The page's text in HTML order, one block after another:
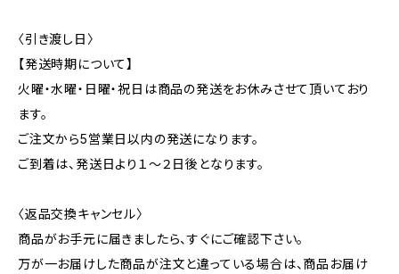
〈引き渡し日〉
【発送時期について】
火曜・水曜・日曜・祝日は商品の発送をお休みさせて頂いており
ます。
ご注文から5営業日以内の発送になります。
ご到着は、発送日より１～２日後となります。
〈返品交換キャンセル〉
商品がお手元に届きましたら、すぐにご確認下さい。
万が一お届けした商品が注文と違っている場合は、商品お届け